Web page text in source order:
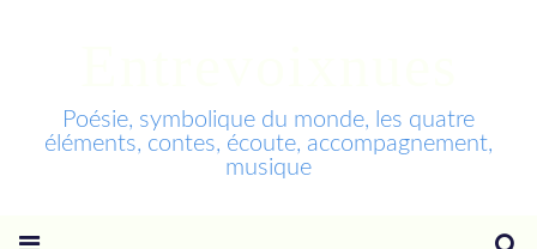
Poésie, symbolique du monde, les quatre
éléments, contes, écoute, accompagnement,
musique